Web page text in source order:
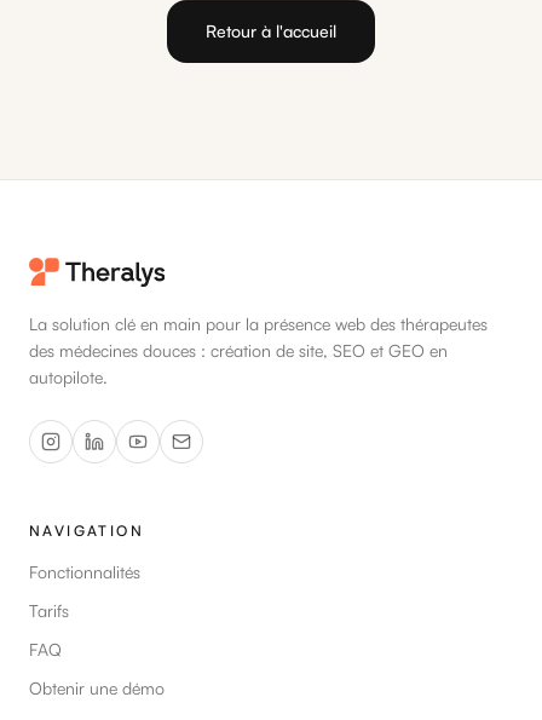
Retour à l'accueil
La solution clé en main pour la présence web des thérapeutes
des médecines douces : création de site, SEO et GEO en
autopilote.
NAVIGATION
Fonctionnalités
Tarifs
FAQ
Obtenir une démo